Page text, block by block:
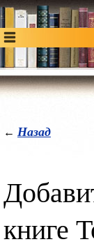
← Назад
книге